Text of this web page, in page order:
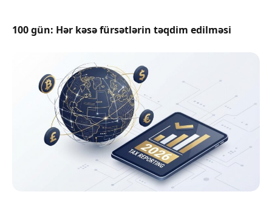
100 gün: Hər kəsə fürsətlərin təqdim edilməsi